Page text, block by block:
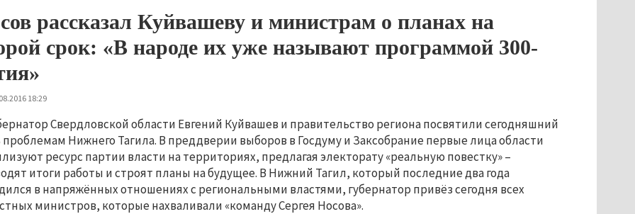
рассказал Куйвашеву и министрам о планах на
срок: «В народе их уже называют программой 300-
18:29
Свердловской области Евгений Куйвашев и правительство региона посвятили сегодняшний
Нижнего Тагила. В преддверии выборов в Госдуму и Заксобрание первые лица области
ресурс партии власти на территориях, предлагая электорату «реальную повестку» –
итоги работы и строят планы на будущее. В Нижний Тагил, который последние два года
в напряжённых отношениях с региональными властями, губернатор привёз сегодня всех
министров, которые нахваливали «команду Сергея Носова».